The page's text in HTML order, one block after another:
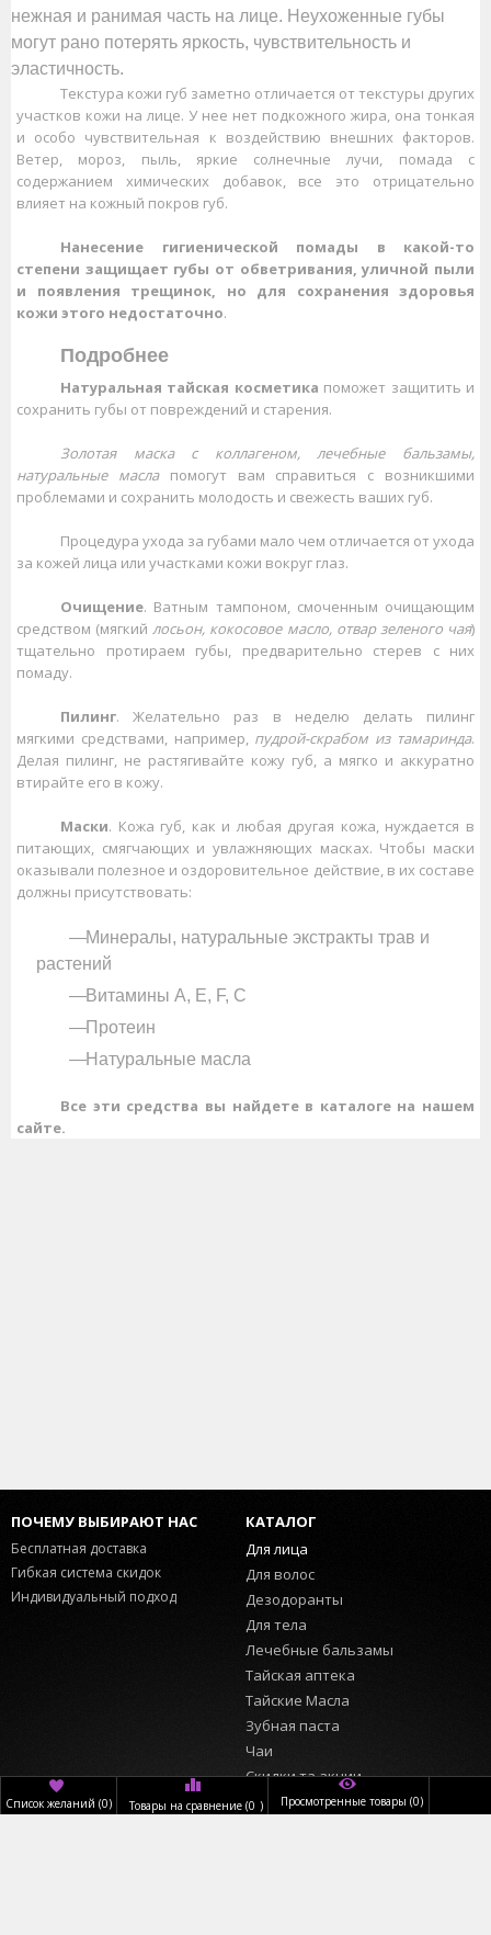
нежная и ранимая часть на лице. Неухоженные губы
могут рано потерять яркость, чувствительность и
эластичность.
Текстура кожи губ заметно отличается от текстуры других
участков кожи на лице. У нее нет подкожного жира, она тонкая
и особо чувствительная к воздействию внешних факторов.
Ветер, мороз, пыль, яркие солнечные лучи, помада с
содержанием химических добавок, все это отрицательно
влияет на кожный покров губ.
Нанесение гигиенической помады в какой-то
степени защищает губы от обветривания, уличной пыли
и появления трещинок, но для сохранения здоровья
кожи этого недостаточно.
Подробнее
Натуральная тайская косметика поможет защитить и
сохранить губы от повреждений и старения.
Золотая маска с коллагеном, лечебные бальзамы,
натуральные маслапомогут вам справиться с возникшими
проблемами и сохранить молодость и свежесть ваших губ.
Процедура ухода за губами мало чем отличается от ухода
за кожей лица или участками кожи вокруг глаз.
Очищение. Ватным тампоном, смоченным очищающим
средством (мягкийлосьон, кокосовое масло, отвар зеленого чая)
тщательно протираем губы, предварительно стерев с них
помаду.
Пилинг. Желательно раз в неделю делать пилинг
мягкими средствами, например, пудрой-скрабом из тамаринда.
Делая пилинг, не растягивайте кожу губ, а мягко и аккуратно
втирайте его в кожу.
Маски. Кожа губ, как и любая другая кожа, нуждается в
питающих, смягчающих и увлажняющих масках. Чтобы маски
оказывали полезное и оздоровительное действие, в их составе
должны присутствовать:
Минералы, натуральные экстракты трав и
растений
Витамины A, E, F, C
Протеин
Натуральные масла
Все эти средства вы найдете в каталоге на нашем
сайте.
ПОЧЕМУ ВЫБИРАЮТ НАС
Бесплатная доставка
Гибкая система скидок
Индивидуальный подход
КАТАЛОГ
Для лица
Для волос
Дезодоранты
Для тела
Лечебные бальзамы
Тайская аптека
Тайские Масла
Зубная паста
Чаи
Скидки та акции
ИНФОРМАЦИЯ
ПОЛЬЗОВАТЕЛЬ
Список желаний (0) Товары на сравнение (0 ) Просмотренные товары (0)